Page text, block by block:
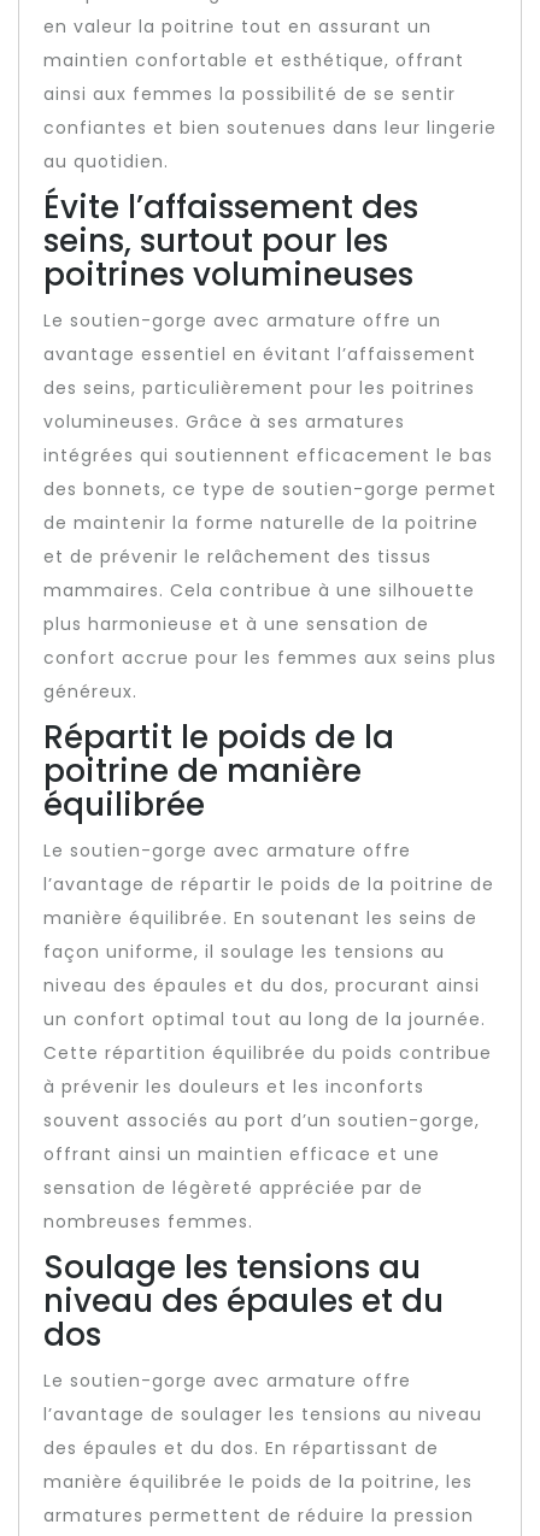
en valeur la poitrine tout en assurant un
maintien confortable et esthétique, offrant
ainsi aux femmes la possibilité de se sentir
confiantes et bien soutenues dans leur lingerie
au quotidien.
Évite l’affaissement des
seins, surtout pour les
poitrines volumineuses
Le soutien-gorge avec armature offre un
avantage essentiel en évitant l’affaissement
des seins, particulièrement pour les poitrines
volumineuses. Grâce à ses armatures
intégrées qui soutiennent efficacement le bas
des bonnets, ce type de soutien-gorge permet
de maintenir la forme naturelle de la poitrine
et de prévenir le relâchement des tissus
mammaires. Cela contribue à une silhouette
plus harmonieuse et à une sensation de
confort accrue pour les femmes aux seins plus
généreux.
Répartit le poids de la
poitrine de manière
équilibrée
Le soutien-gorge avec armature offre
l’avantage de répartir le poids de la poitrine de
manière équilibrée. En soutenant les seins de
façon uniforme, il soulage les tensions au
niveau des épaules et du dos, procurant ainsi
un confort optimal tout au long de la journée.
Cette répartition équilibrée du poids contribue
à prévenir les douleurs et les inconforts
souvent associés au port d’un soutien-gorge,
offrant ainsi un maintien efficace et une
sensation de légèreté appréciée par de
nombreuses femmes.
Soulage les tensions au
niveau des épaules et du
dos
Le soutien-gorge avec armature offre
l’avantage de soulager les tensions au niveau
des épaules et du dos. En répartissant de
manière équilibrée le poids de la poitrine, les
armatures permettent de réduire la pression